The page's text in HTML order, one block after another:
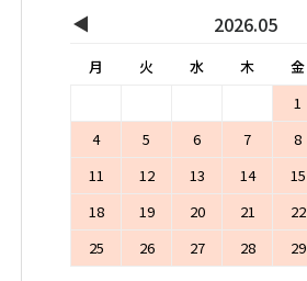
◀ 2026.05
月 火 水 木 金
1
4
5 6 7 8
11
12 13 14 15
18
19 20 21 22
25
26 27 28 29